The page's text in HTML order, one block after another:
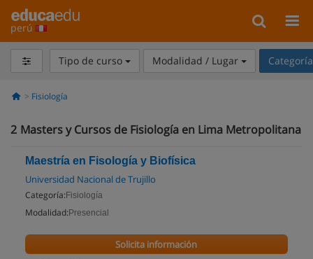
perú
Tipo de curso Modalidad / Lugar
Fisiología
2 Masters y Cursos de Fisiología en Lima Metropolitana
Maestría en Fisología y Biofísica
Universidad Nacional de Trujillo
Categoría: Fisiología
Modalidad: Presencial
Solicita información